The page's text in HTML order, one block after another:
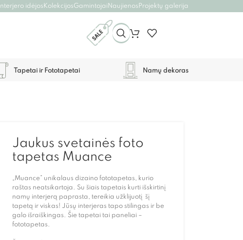
Interjero idėjos KolekcijosGamintojai Naujienos Projektų galerija
Tapetai ir Fototapetai Namų dekoras
Jaukus svetainės foto
tapetas Muance
„Muance” unikalaus dizaino fototapetas, kurio
raštas neatsikartoja. Su šiais tapetais kurti išskirtinį
namų interjerą paprasta, tereikia užklijuotį šį
tapetą ir viskas! Jūsų interjeras tapo stilingas ir be
galo išraiškingas. Šie tapetai tai paneliai –
fototapetas.